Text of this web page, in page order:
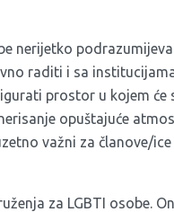
nerijetko
raditi i sa
prostor u kojem će
opuštajuće
važni za članove/
za LGBTI osobe.